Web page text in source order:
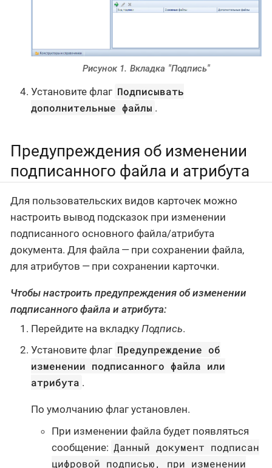
Рисунок 1. Вкладка "Подпись"
Установите флаг Подписывать
дополнительные файлы .
Предупреждения об изменении
подписанного файла и атрибута
Для пользовательских видов карточек можно
настроить вывод подсказок при изменении
подписанного основного файла/атрибута
документа. Для файла — при сохранении файла,
для атрибутов — при сохранении карточки.
Чтобы настроить предупреждения об изменении
подписанного файла и атрибута:
Перейдите на вкладку Подпись.
Установите флаг Предупреждение об
изменении подписанного файла или
атрибута .
По умолчанию флаг установлен.
При изменении файла будет появляться
сообщение: Данный документ подписан
цифровой подписью, при изменении